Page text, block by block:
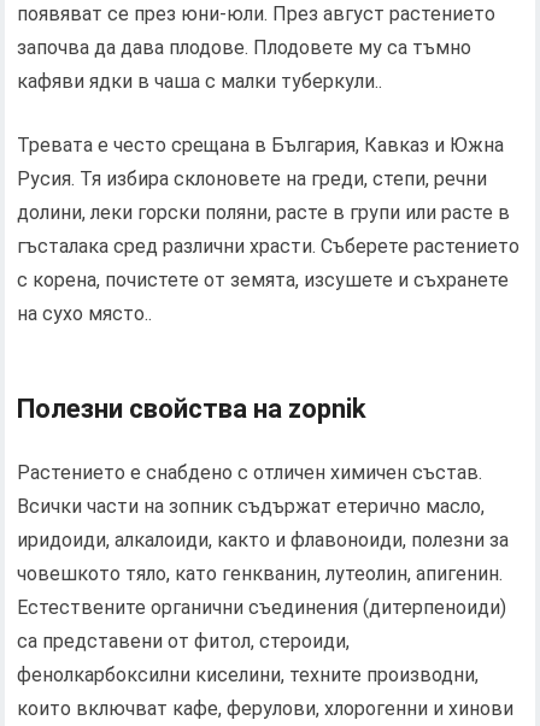
появяват се през юни-юли. През август растението
започва да дава плодове. Плодовете му са тъмно
кафяви ядки в чаша с малки туберкули..
Тревата е често срещана в България, Кавказ и Южна
Русия. Тя избира склоновете на греди, степи, речни
долини, леки горски поляни, расте в групи или расте в
гъсталака сред различни храсти. Съберете растението
с корена, почистете от земята, изсушете и съхранете
на сухо място..
Полезни свойства на zopnik
Растението е снабдено с отличен химичен състав.
Всички части на зопник съдържат етерично масло,
иридоиди, алкалоиди, както и флавоноиди, полезни за
човешкото тяло, като генкванин, лутеолин, апигенин.
Естествените органични съединения (дитерпеноиди)
са представени от фитол, стероиди,
фенолкарбоксилни киселини, техните производни,
които включват кафе, ферулови, хлорогенни и хинови